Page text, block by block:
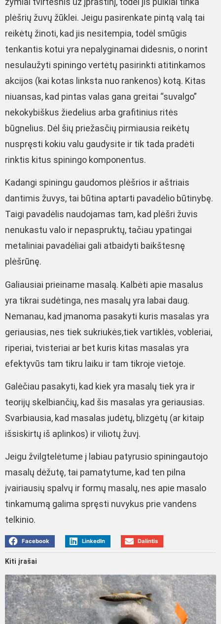
plėšrių žuvų žūklei. Jeigu pasirenkate pintą valą tai
reikėtų žinoti, kad jis nesitempia, todėl smūgis
tenkantis kotui yra nepalyginamai didesnis, o norint
nesulaužyti spiningo vertėtų pasirinkti atitinkamos
akcijos (kai kotas linksta nuo rankenos) kotą. Kitas
niuansas, kad pintas valas gana greitai “suvalgo”
nekokybiškus žiedelius arba grafitinius ritės
būgnelius. Dėl šių priežasčių pirmiausia reikėtų
nuspręsti kokiu valu gaudysite ir tik tada pradėti
rinktis kitus spiningo komponentus.
Kadangi spiningu gaudomos plėšrios ir aštriais
dantimis žuvys, tai būtina aptarti pavadėlio būtinybę.
Taigi pavadėlis naudojamas tam, kad plėšri žuvis
nenukastu valo ir nepaspruktų, tačiau ypatingai
metaliniai pavadėliai gali atbaidyti baikštesnę
plėšrūnę.
Galiausiai prieiname masalą. Kalbėti apie masalus
yra tikrai sudėtinga, nes masalų yra labai daug.
Nemanau, kad įmanoma pasakyti kuris masalas yra
geriausias, nes tiek sukriukės,tiek vartiklės, vobleriai,
riperiai, tvisteriai ar bet kuris kitas masalas yra
efektyvūs tam tikru laiku ir tam tikroje vietoje.
Galėčiau pasakyti, kad kiek yra masalų tiek yra ir
teorijų skelbiančių, kad šis masalas yra geriausias.
Svarbiausia, kad masalas judėtų, blizgėtų (ar kitaip
išsiskirtų iš aplinkos) ir viliotų žuvį.
Jeigu žvilgtelėtume į labiau patyrusio spiningautojo
masalų dėžutę, tai pamatytume, kad ten pilna
įvairiausių spalvų ir formų masalų, nes apie masalo
tinkamumą galima spręsti nuvykus prie vandens
telkinio.
Facebook LinkedIn Dalintis
Kiti įrašai